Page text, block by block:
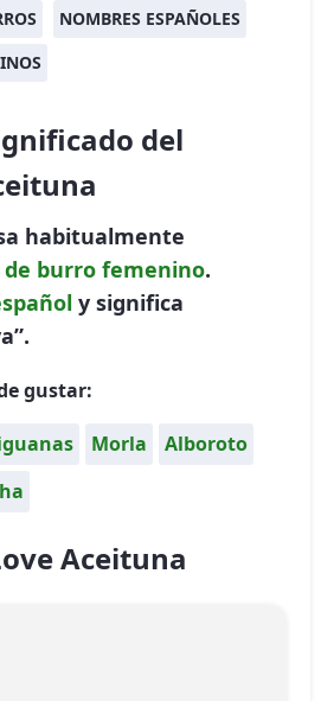
NOMBRES ESPAÑOLES
del
habitualmente
burro femenino.
y significa
gustar:
Morla
Alboroto
Aceituna